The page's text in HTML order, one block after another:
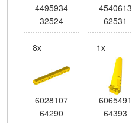
4495934
32524
4540613
62531
8x
6028107
64290
1x
6065491
64393